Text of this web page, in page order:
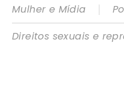
Mulher e Mídia
|
Direitos sexuais e